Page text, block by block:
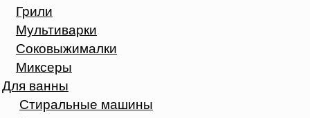
Грили
Мультиварки
Соковыжималки
Миксеры
Для ванны
Стиральные машины